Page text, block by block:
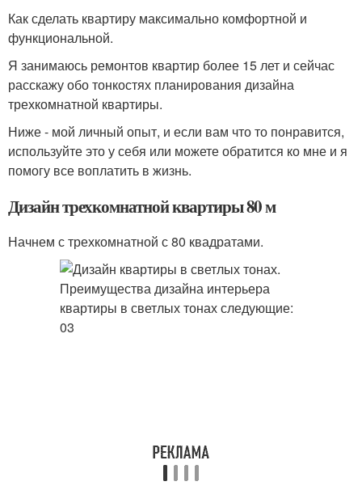
Как сделать квартиру максимально комфортной и
функциональной.
Я занимаюсь ремонтов квартир более 15 лет и сейчас
расскажу обо тонкостях планирования дизайна
трехкомнатной квартиры.
Ниже - мой личный опыт, и если вам что то понравится,
используйте это у себя или можете обратится ко мне и я
помогу все воплатить в жизнь.
Дизайн трехкомнатной квартиры 80 м
Начнем с трехкомнатной с 80 квадратами.